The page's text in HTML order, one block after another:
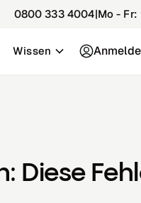
0800 333 4004|Mo - Fr:
Wissen
Diese